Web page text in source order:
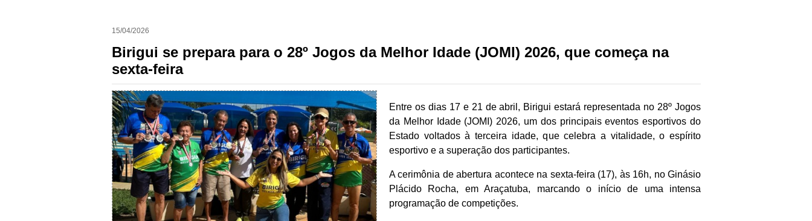
15/04/2026
Birigui se prepara para o 28º Jogos da Melhor Idade (JOMI) 2026, que começa na
sexta-feira
Entre os dias 17 e 21 de abril, Birigui estará representada no 28º Jogos
da Melhor Idade (JOMI) 2026, um dos principais eventos esportivos do
Estado voltados à terceira idade, que celebra a vitalidade, o espírito
esportivo e a superação dos participantes.
A cerimônia de abertura acontece na sexta-feira (17), às 16h, no Ginásio
Plácido Rocha, em Araçatuba, marcando o início de uma intensa
programação de competições.